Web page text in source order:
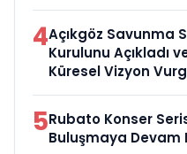
4Açıkgöz Savunma
Kurulunu Açıkladı
Küresel Vizyon
5Rubato Konser
Buluşmaya Devam